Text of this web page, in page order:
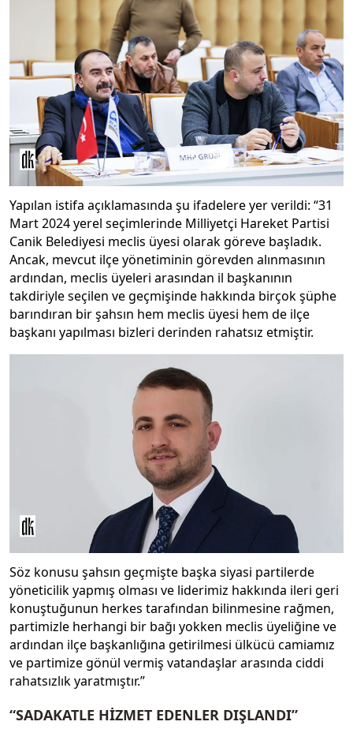
Yapılan istifa açıklamasında şu ifadelere yer verildi: “31
Mart 2024 yerel seçimlerinde Milliyetçi Hareket Partisi
Canik Belediyesi meclis üyesi olarak göreve başladık.
Ancak, mevcut ilçe yönetiminin görevden alınmasının
ardından, meclis üyeleri arasından il başkanının
takdiriyle seçilen ve geçmişinde hakkında birçok şüphe
barındıran bir şahsın hem meclis üyesi hem de ilçe
başkanı yapılması bizleri derinden rahatsız etmiştir.
Söz konusu şahsın geçmişte başka siyasi partilerde
yöneticilik yapmış olması ve liderimiz hakkında ileri geri
konuştuğunun herkes tarafından bilinmesine rağmen,
partimizle herhangi bir bağı yokken meclis üyeliğine ve
ardından ilçe başkanlığına getirilmesi ülkücü camiamız
ve partimize gönül vermiş vatandaşlar arasında ciddi
rahatsızlık yaratmıştır.”
“SADAKATLE HİZMET EDENLER DIŞLANDI”